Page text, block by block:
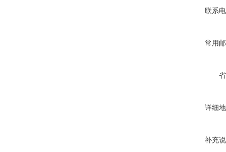
联系
常用
详细
补充